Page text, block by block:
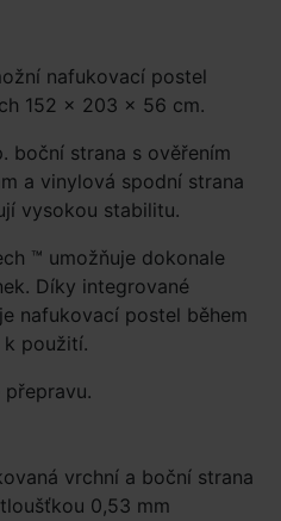
nafukovací postel
152 × 203 × 56 cm.
boční strana s ověřením
a vinylová spodní strana
vysokou stabilitu.
™ umožňuje dokonale
Díky integrované
nafukovací postel během
k použití.
přepravu.
vrchní a boční strana
0,53 mm